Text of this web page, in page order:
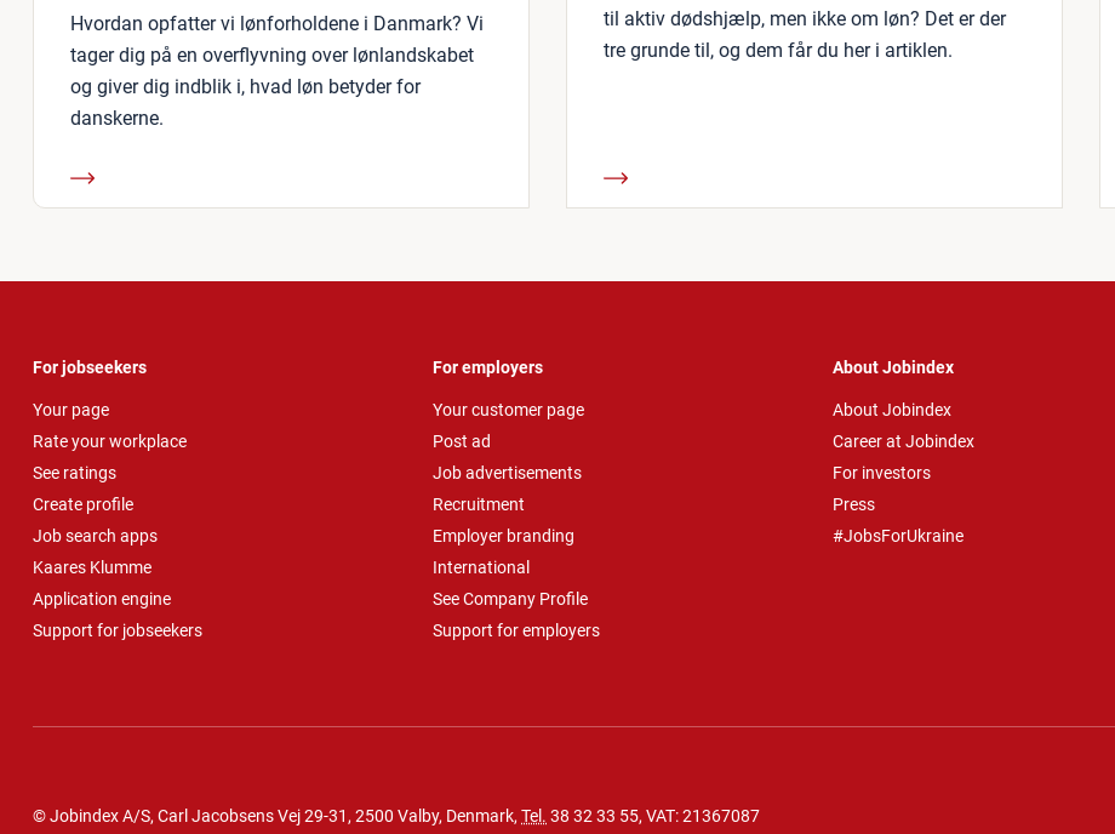
Hvordan opfatter vi lønforholdene i Danmark? Vi
tager dig på en overflyvning over lønlandskabet
og giver dig indblik i, hvad løn betyder for
danskerne.
til aktiv dødshjælp, men ikke om løn? Det er der
tre grunde til, og dem får du her i artiklen.
For jobseekers
Your page
Rate your workplace
See ratings
Create profile
Job search apps
Kaares Klumme
Application engine
Support for jobseekers
For employers
Your customer page
Post ad
Job advertisements
Recruitment
Employer branding
International
See Company Profile
Support for employers
About Jobindex
About Jobindex
Career at Jobindex
For investors
Press
#JobsForUkraine
© Jobindex A/S, Carl Jacobsens Vej 29-31, 2500 Valby, Denmark, Tel. 38 32 33 55, VAT: 21367087